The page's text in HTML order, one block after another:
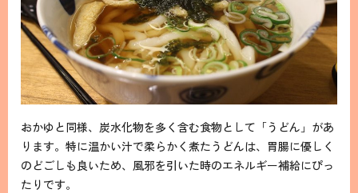
おかゆと同様、炭水化物を多く含む食物として「うどん」があ
ります。特に温かい汁で柔らかく煮たうどんは、胃腸に優しく
のどごしも良いため、風邪を引いた時のエネルギー補給にぴっ
たりです。